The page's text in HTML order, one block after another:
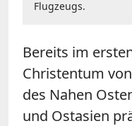
Flugzeugs.
Bereits im
Christentum
des Nahen
und Ostasien